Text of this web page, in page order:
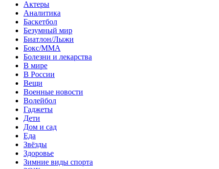
Актеры
Аналитика
Баскетбол
Безумный мир
Биатлон/Лыжи
Бокс/MMA
Болезни и лекарства
В мире
В России
Вещи
Военные новости
Волейбол
Гаджеты
Дети
Дом и сад
Еда
Звёзды
Здоровье
Зимние виды спорта